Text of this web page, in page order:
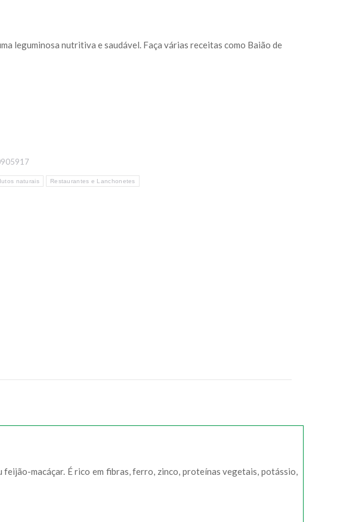
leguminosa nutritiva e saudável. Faça várias receitas como Baião de
naturais Restaurantes e Lanchonetes
macáçar. É rico em fibras, ferro, zinco, proteínas vegetais, potássio,